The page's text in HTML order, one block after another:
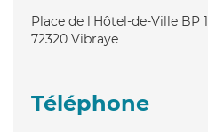
Place de l'Hôtel-de-Ville BP 1
72320 Vibraye
Téléphone